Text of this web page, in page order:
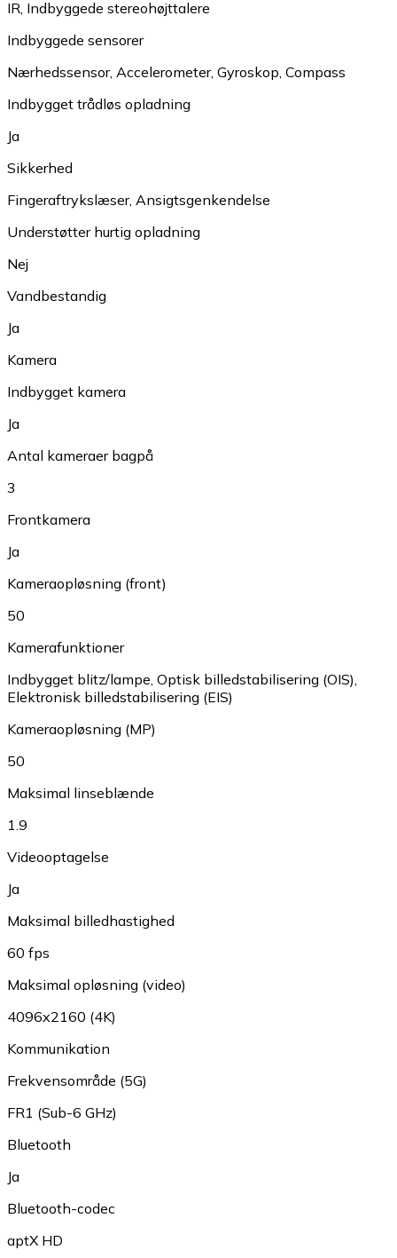
IR, Indbyggede stereohøjttalere
Indbyggede sensorer
Nærhedssensor, Accelerometer, Gyroskop, Compass
Indbygget trådløs opladning
Ja
Sikkerhed
Fingeraftrykslæser, Ansigtsgenkendelse
Understøtter hurtig opladning
Nej
Vandbestandig
Ja
Kamera
Indbygget kamera
Ja
Antal kameraer bagpå
3
Frontkamera
Ja
Kameraopløsning (front)
50
Kamerafunktioner
Indbygget blitz/lampe, Optisk billedstabilisering (OIS),
Elektronisk billedstabilisering (EIS)
Kameraopløsning (MP)
50
Maksimal linseblænde
1.9
Videooptagelse
Ja
Maksimal billedhastighed
60 fps
Maksimal opløsning (video)
4096x2160 (4K)
Kommunikation
Frekvensområde (5G)
FR1 (Sub-6 GHz)
Bluetooth
Ja
Bluetooth-codec
aptX HD